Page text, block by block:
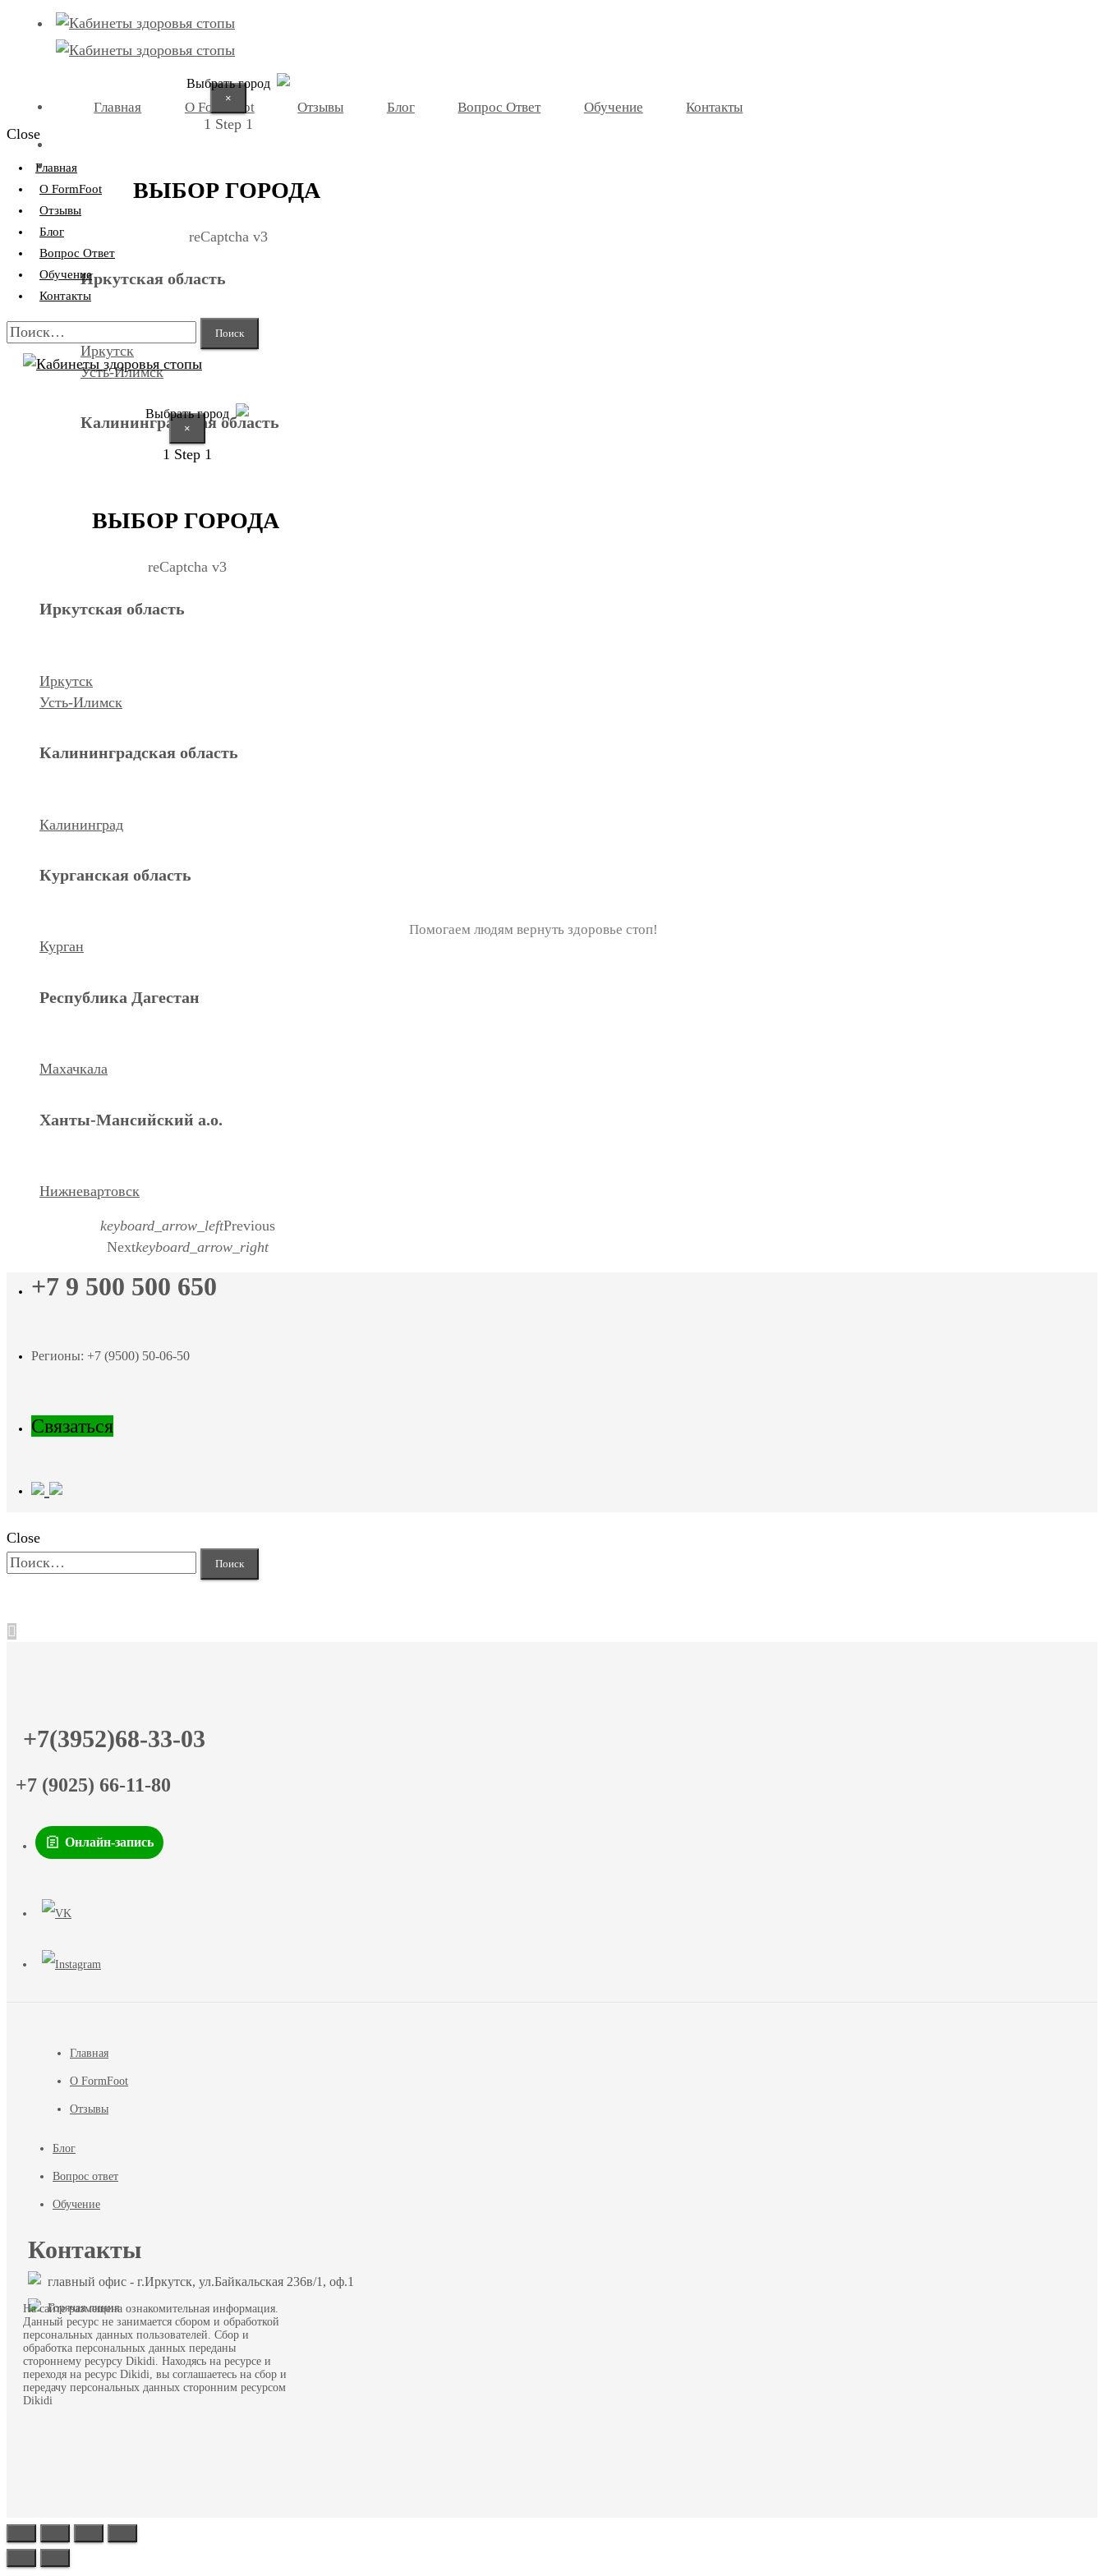
Выбрать город
×
1 Step 1
ВЫБОР ГОРОДА
reCaptcha v3
Иркутская область
Иркутск
Усть-Илимск
Калининградская область
Курган
Помогаем людям вернуть здоровье стоп!
Главная О FormFoot Отзывы Блог Вопрос Ответ Обучение Контакты
Close
Главная
О FormFoot
Отзывы
Блог
Вопрос Ответ
Обучение
Контакты
Найти:
Выбрать город
×
1 Step 1
ВЫБОР ГОРОДА
reCaptcha v3
Иркутская область
Иркутск
Усть-Илимск
Калининградская область
Калининград
Курганская область
Курган
Республика Дагестан
Махачкала
Ханты-Мансийский а.о.
Нижневартовск
keyboard_arrow_leftPrevious
Nextkeyboard_arrow_right
+7 9 500 500 650
Регионы: +7 (9500) 50-06-50
Связаться
Close
Найти:
+7(3952)68-33-03
+7 (9025) 66-11-80
Онлайн-запись
Главная
О FormFoot
Отзывы
Блог
Вопрос ответ
Обучение
Контакты
главный офис - г.Иркутск, ул.Байкальская 236в/1, оф.1
Горячая линия
На сайте размещена ознакомительная информация.
Данный ресурс не занимается сбором и обработкой
персональных данных пользователей. Сбор и
обработка персональных данных переданы
стороннему ресурсу Dikidi. Находясь на ресурсе и
переходя на ресурс Dikidi, вы соглашаетесь на сбор и
передачу персональных данных сторонним ресурсом
Dikidi